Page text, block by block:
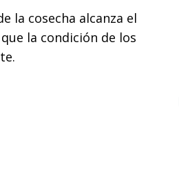
la cosecha alcanza el
la condición de los